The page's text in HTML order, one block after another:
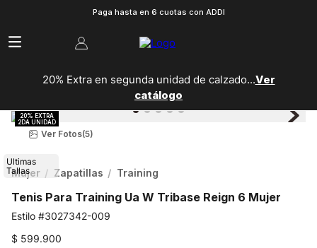
Paga hasta en 6 cuotas con ADDI
20% Extra en segunda unidad de calzado...Ver
catálogo
Ultimas
Tallas
Ver Fotos(5)
Mujer Zapatillas Training
Tenis Para Training Ua W Tribase Reign 6 Mujer
3027342-009
$ 599.900